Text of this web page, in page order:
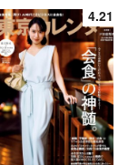
4.21